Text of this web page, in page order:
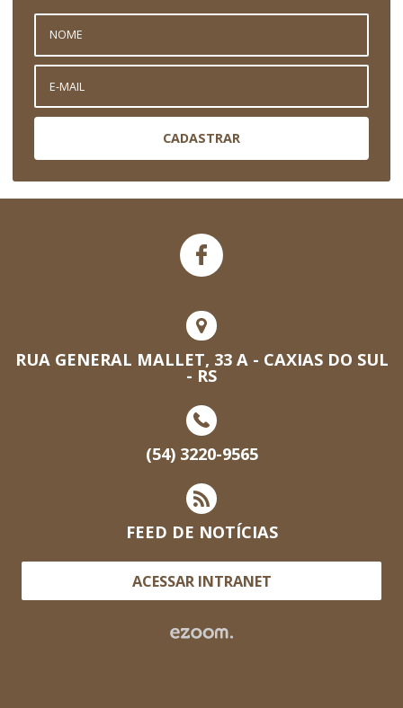
CADASTRAR
RUA GENERAL MALLET, 33 A - CAXIAS DO SUL
- RS
(54) 3220-9565
FEED DE NOTÍCIAS
ACESSAR INTRANET